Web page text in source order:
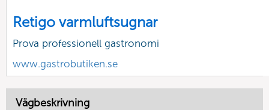
Retigo varmluftsugnar
Prova professionell gastronomi
www.gastrobutiken.se
Vägbeskrivning